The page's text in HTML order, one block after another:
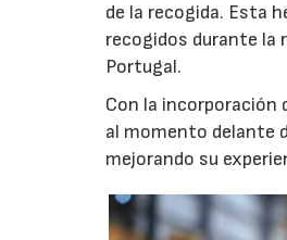
de la recogida. Esta
recogidos durante la
Portugal.
Con la incorporación
al momento delante
mejorando su